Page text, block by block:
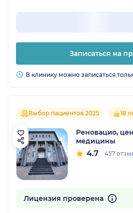
Записаться на
В клинику можно записаться
Выбор пациентов 2025 18
Реновацио,
медицины
4.7 457
Лицензия проверена